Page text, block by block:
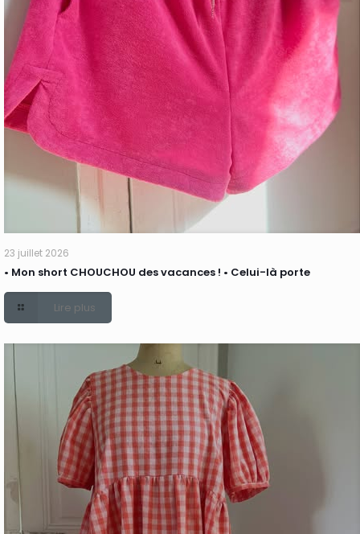
23 juillet 2026
• Mon short CHOUCHOU des vacances ! • Celui-là porte
Lire plus